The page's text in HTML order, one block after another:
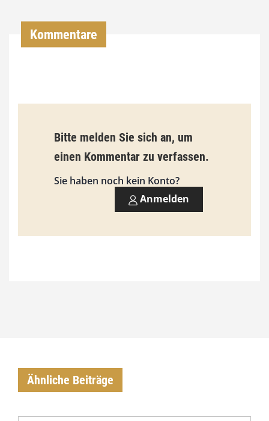
9
3
0
0
Kommentare
Bitte melden Sie sich an, um
einen Kommentar zu verfassen.
Sie haben noch kein Konto?
Anmelden
Ähnliche Beiträge